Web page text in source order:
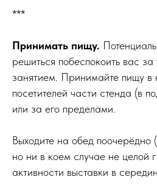
***
Принимать пищу.
решиться побеспокоить вас
занятием. Принимайте пищу в
посетителей части стенда (в
или за его пределами.
Выходите на обед поочерёдно
но ни в коем случае не целой
активности выставки в